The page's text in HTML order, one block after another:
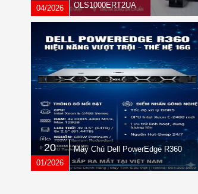
04/2026
OLS1000ERT2UA
20
01/2026
Máy Chủ Dell PowerEdge R360